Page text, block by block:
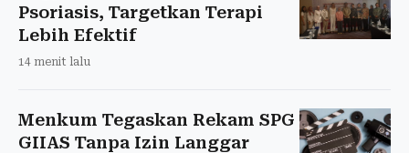
Psoriasis, Targetkan Terapi
Lebih Efektif
14 menit lalu
Menkum Tegaskan Rekam SPG
GIIAS Tanpa Izin Langgar